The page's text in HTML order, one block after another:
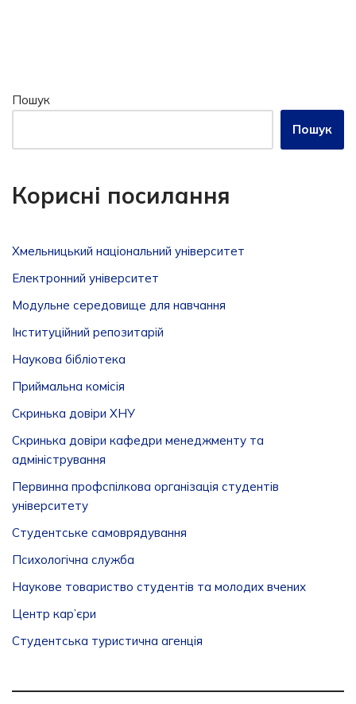
Пошук
Пошук
Корисні посилання
Хмельницький національний університет
Електронний університет
Модульне середовище для навчання
Інституційний репозитарій
Наукова бібліотека
Приймальна комісія
Скринька довіри ХНУ
Скринька довіри кафедри менеджменту та
адміністрування
Первинна профспілкова організація студентів
університету
Студентське самоврядування
Психологічна служба
Наукове товариство студентів та молодих вчених
Центр кар’єри
Студентська туристична агенція